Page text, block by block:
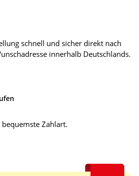
schnell und sicher direkt nach
innerhalb Deutschlands.
Zahlart.